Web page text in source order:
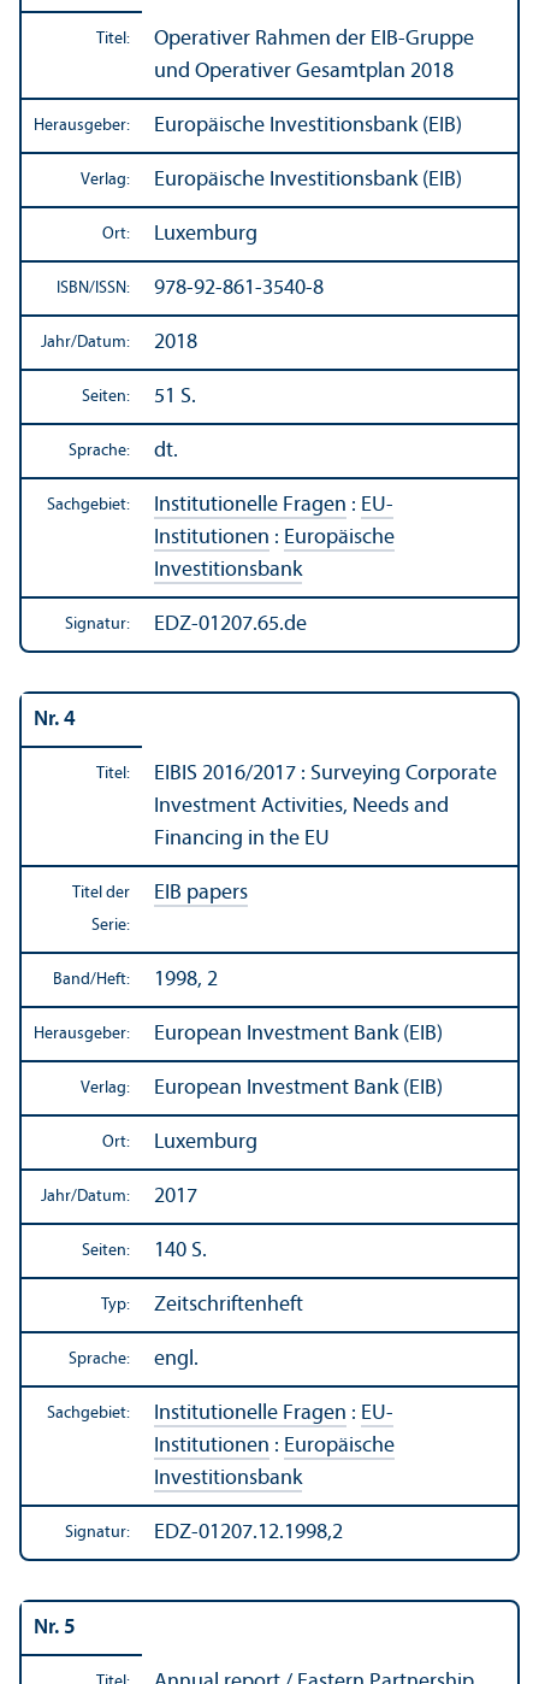
Titel:
Operativer Rahmen der EIB-Gruppe
und Operativer Gesamtplan 2018
Herausgeber: Europäische Investitions­bank (EIB)
Verlag: Europäische Investitions­bank (EIB)
Ort: Luxemburg
ISBN/ ISSN: 978-92-861-3540-8
Jahr/Datum: 2018
Seiten: 51 S.
Sprache: dt.
Sachgebiet: Institutionelle Fragen : EU-
Institutionen : Europäische
Investitions­bank
Signatur: EDZ-01207.65.de
Nr. 4
Titel: EIBIS 2016/2017 : Surveying Corporate
Investment Activities, Needs and
Financing in the EU
Titel der
Serie:
EIB papers
Band/Heft: 1998, 2
Herausgeber: European Investment Bank (EIB)
Verlag: European Investment Bank (EIB)
Ort: Luxemburg
Jahr/Datum: 2017
Seiten: 140 S.
Typ: Zeitschriftenheft
Sprache: engl.
Sachgebiet: Institutionelle Fragen : EU-
Institutionen : Europäische
Investitions­bank
Signatur: EDZ-01207.12.1998,2
Nr. 5